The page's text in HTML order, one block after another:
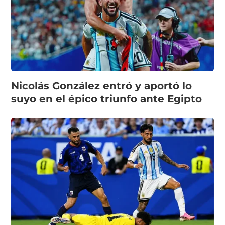
Nicolás González entró y aportó lo
suyo en el épico triunfo ante Egipto